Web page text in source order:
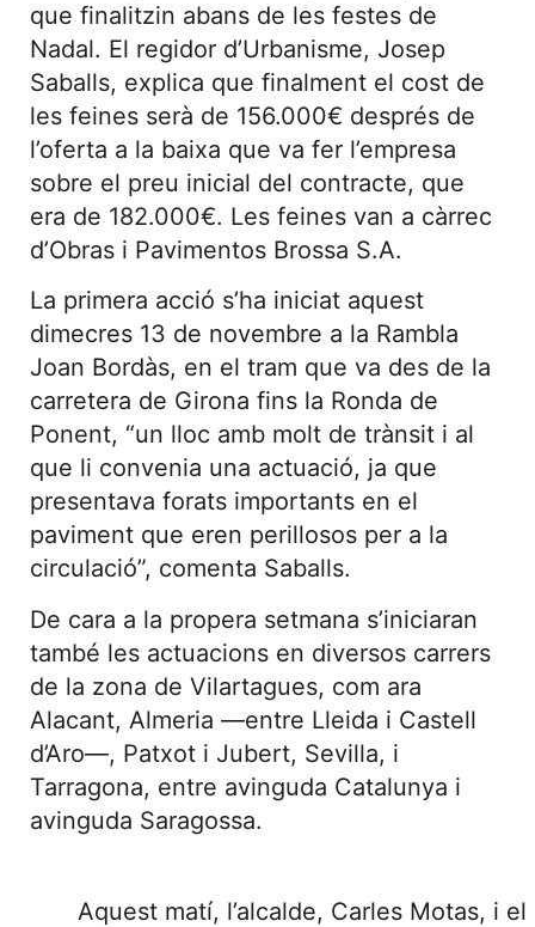
que finalitzin abans de les festes de
Nadal. El regidor d’Urbanisme, Josep
Saballs, explica que finalment el cost de
les feines serà de 156.000€ després de
l’oferta a la baixa que va fer l’empresa
sobre el preu inicial del contracte, que
era de 182.000€. Les feines van a càrrec
d’Obras i Pavimentos Brossa S.A.
La primera acció s’ha iniciat aquest
dimecres 13 de novembre a la Rambla
Joan Bordàs, en el tram que va des de la
carretera de Girona fins la Ronda de
Ponent, “un lloc amb molt de trànsit i al
que li convenia una actuació, ja que
presentava forats importants en el
paviment que eren perillosos per a la
circulació”, comenta Saballs.
De cara a la propera setmana s’iniciaran
també les actuacions en diversos carrers
de la zona de Vilartagues, com ara
Alacant, Almeria —entre Lleida i Castell
d’Aro—, Patxot i Jubert, Sevilla, i
Tarragona, entre avinguda Catalunya i
avinguda Saragossa.
Aquest matí, l’alcalde, Carles Motas, i